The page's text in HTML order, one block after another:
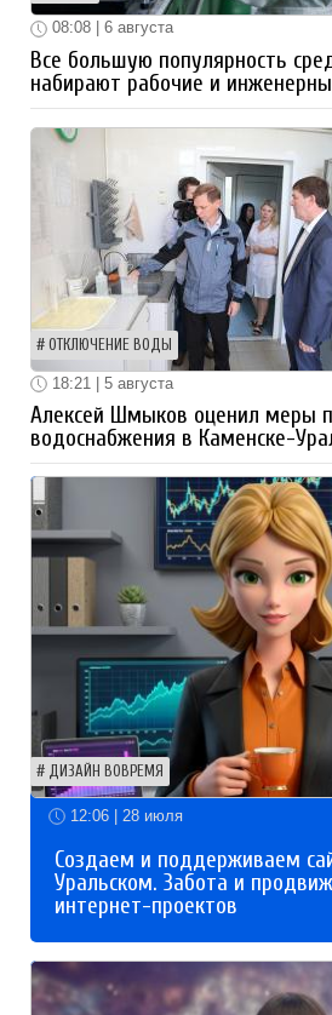
08:08 | 6 августа
Все большую популярность
набирают рабочие и
ОТКЛЮЧЕНИЕ ВОДЫ
18:21 | 5 августа
Алексей Шмыков оценил меры
водоснабжения в Каменске-
ДИЗАЙН ВОВРЕМЯ
12:06 | 28 июля
Создаем и поддерживаем
Уральском. Забота и
интернет-проектов